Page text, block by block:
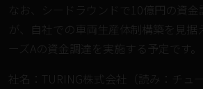
なお、シードラウンドで10億円の資金
が、自社での車両生産体制構築を見据
ーズAの資金調達を実施する予定です。
社名：TURING株式会社（読み：チュ